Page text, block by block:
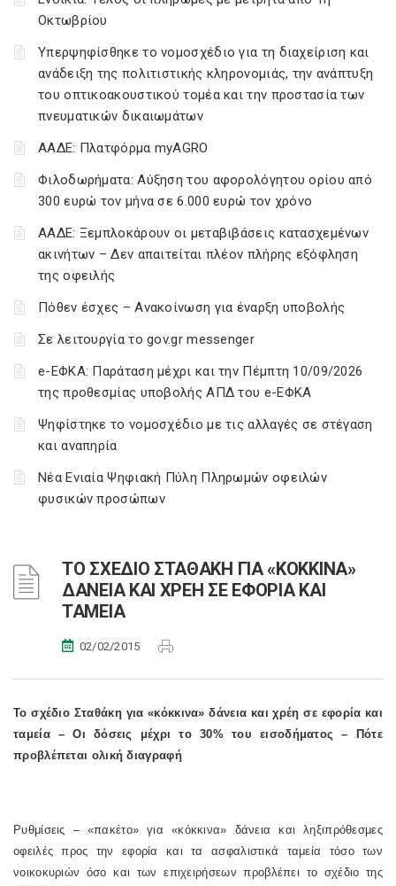
Οκτωβρίου
Υπερψηφίσθηκε το νομοσχέδιο για τη διαχείριση και
ανάδειξη της πολιτιστικής κληρονομιάς, την ανάπτυξη
του οπτικοακουστικού τομέα και την προστασία των
πνευματικών δικαιωμάτων
ΑΑΔΕ: Πλατφόρμα myAGRO
Φιλοδωρήματα: Αύξηση του αφορολόγητου ορίου από
300 ευρώ τον μήνα σε 6.000 ευρώ τον χρόνο
ΑΑΔΕ: Ξεμπλοκάρουν οι μεταβιβάσεις κατασχεμένων
ακινήτων – Δεν απαιτείται πλέον πλήρης εξόφληση
της οφειλής
Πόθεν έσχες – Ανακοίνωση για έναρξη υποβολής
Σε λειτουργία το gov.gr messenger
e-ΕΦΚΑ: Παράταση μέχρι και την Πέμπτη 10/09/2026
της προθεσμίας υποβολής ΑΠΔ του e-ΕΦΚΑ
Ψηφίστηκε το νομοσχέδιο με τις αλλαγές σε στέγαση
και αναπηρία
Νέα Ενιαία Ψηφιακή Πύλη Πληρωμών οφειλών
φυσικών προσώπων
ΤΟ ΣΧΕΔΙΟ ΣΤΑΘΑΚΗ ΓΙΑ «ΚΟΚΚΙΝΑ»
ΔΑΝΕΙΑ ΚΑΙ ΧΡΕΗ ΣΕ ΕΦΟΡΙΑ ΚΑΙ
ΤΑΜΕΙΑ
02/02/2015
Το σχέδιο Σταθάκη για «κόκκινα» δάνεια και χρέη σε εφορία και
ταμεία – Οι δόσεις μέχρι το 30% του εισοδήματος – Πότε
προβλέπεται ολική διαγραφή
Ρυθμίσεις – «πακέτο» για «κόκκινα» δάνεια και ληξιπρόθεσμες
οφειλές προς την εφορία και τα ασφαλιστικά ταμεία τόσο των
νοικοκυριών όσο και των επιχειρήσεων προβλέπει το σχέδιο της